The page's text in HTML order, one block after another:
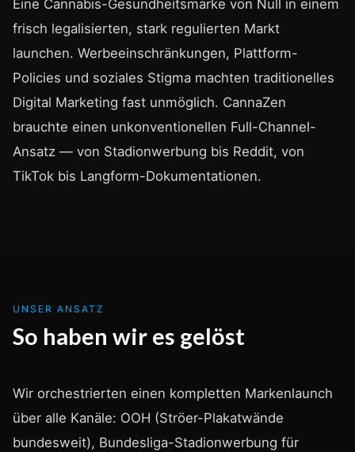
Eine Cannabis-Gesundheitsmarke von Null in einem
frisch legalisierten, stark regulierten Markt
launchen. Werbeeinschränkungen, Plattform-
Policies und soziales Stigma machten traditionelles
Digital Marketing fast unmöglich. CannaZen
brauchte einen unkonventionellen Full-Channel-
Ansatz — von Stadionwerbung bis Reddit, von
TikTok bis Langform-Dokumentationen.
UNSER ANSATZ
So haben wir es gelöst
Wir orchestrierten einen kompletten Markenlaunch
über alle Kanäle: OOH (Ströer-Plakatwände
bundesweit), Bundesliga-Stadionwerbung für